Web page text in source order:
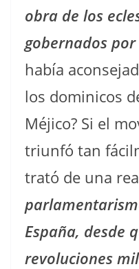
obra de los
gobernados
había
los dominicos
Méjico? Si el
triunfó tan
trató de una
España, desde
revoluciones